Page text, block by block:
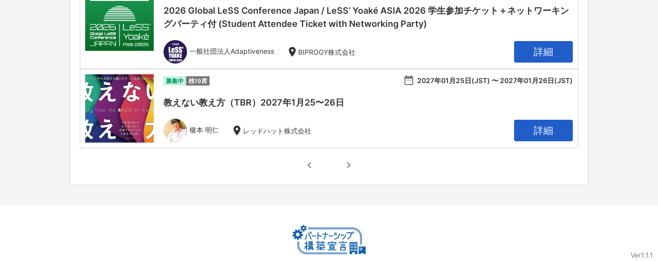
2026 Global LeSS Conference Japan / LeSS’ Yoaké ASIA 2026 学生参加チケット＋ネットワーキン
グパーティ付 (Student Attendee Ticket with Networking Party)
一般社団法人Adaptiveness location_on BIPROGY株式会社 詳細
募集中 残19席 date_range 2027年01月25日(JST) 〜 2027年01月26日(JST)
教えない教え方（TBR）2027年1月25〜26日
榎本 明仁 location_on レッドハット株式会社 詳細
chevron_left chevron_right
Ver1.1.1